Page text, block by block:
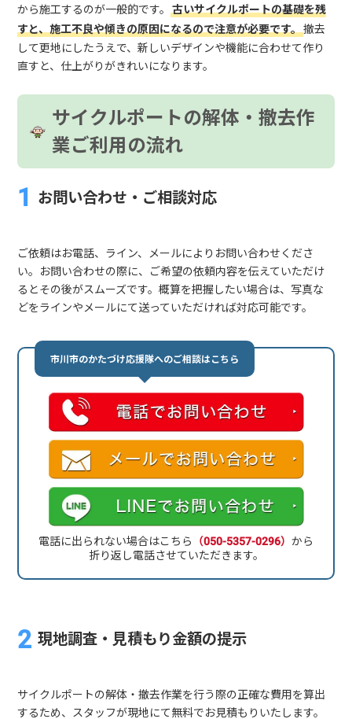
から施工するのが一般的です。古いサイクルポートの基礎を残
すと、施工不良や傾きの原因になるので注意が必要です。撤去
して更地にしたうえで、新しいデザインや機能に合わせて作り
直すと、仕上がりがきれいになります。
サイクルポートの解体・撤去作
業ご利用の流れ
お問い合わせ・ご相談対応
ご依頼はお電話、ライン、メールによりお問い合わせくださ
い。お問い合わせの際に、ご希望の依頼内容を伝えていただけ
るとその後がスムーズです。概算を把握したい場合は、写真な
どをラインやメールにて送っていただければ対応可能です。
市川市のかたづけ応援隊へのご相談はこちら
電話に出られない場合はこちら （050-5357-0296） から
折り返し電話させていただきます。
現地調査・見積もり金額の提示
サイクルポートの解体・撤去作業を行う際の正確な費用を算出
するため、スタッフが現地にて無料でお見積もりいたします。